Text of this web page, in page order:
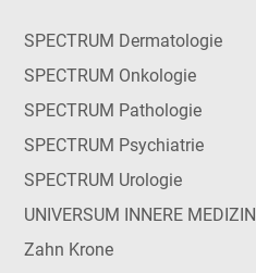
SPECTRUM Dermatologie
SPECTRUM Onkologie
SPECTRUM Pathologie
SPECTRUM Psychiatrie
SPECTRUM Urologie
UNIVERSUM INNERE MEDIZIN
Zahn Krone